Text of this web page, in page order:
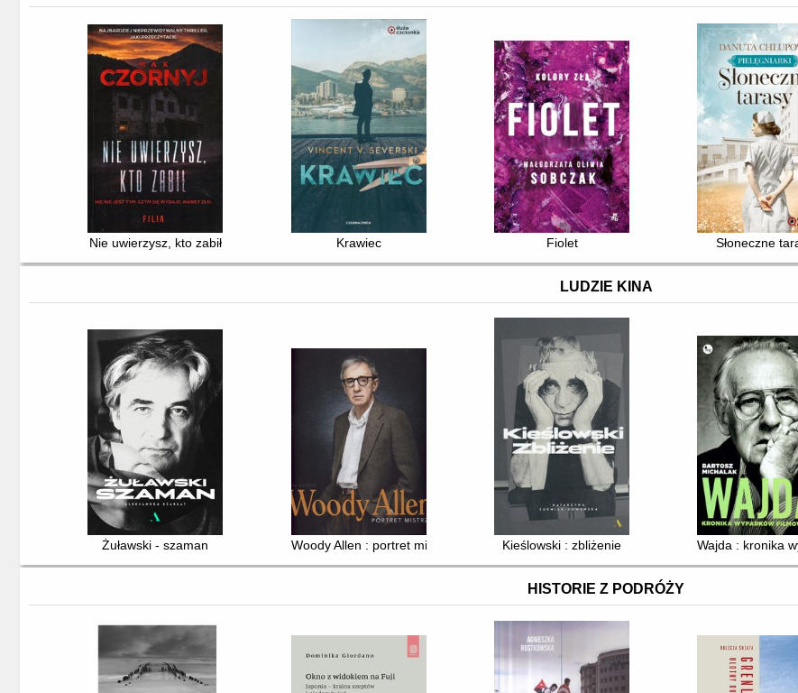
Nie uwierzysz, kto zabił Krawiec Fiolet Słoneczne
LUDZIE KINA
Żuławski - szaman Woody Allen : portret mistrza Kieślowski : zbliżenie Wajda : kronika
HISTORIE Z PODRÓŻY